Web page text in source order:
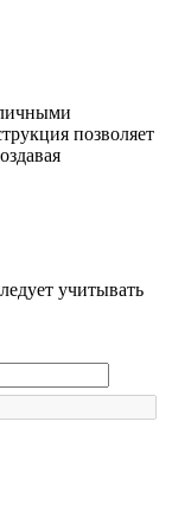
позволяет
учитывать